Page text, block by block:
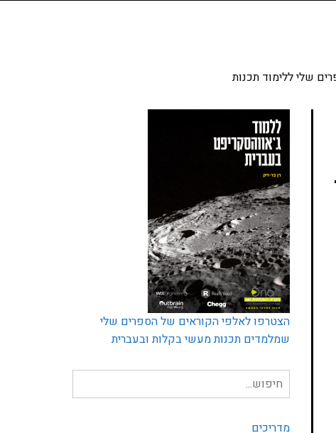
שלי ללימוד תכנות
הצטרפו לאלפי הקוראים של הספרים שלי
שמלמדים תכנות מעשי בקלות ובעברית
חיפוש
עבור:
מדריכים